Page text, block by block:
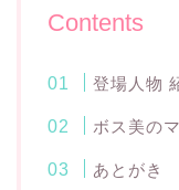
Contents
登場人物
ボス美の
あとがき